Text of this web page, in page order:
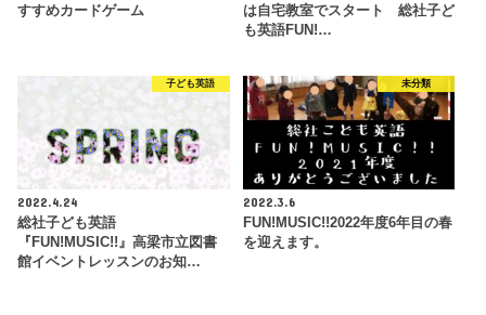
すすめカードゲーム
は自宅教室でスタート 総社子ど
も英語FUN!…
子ども英語
2022.4.24
総社子ども英語
『FUN!MUSIC!!』高梁市立図書
館イベントレッスンのお知…
未分類
2022.3.6
FUN!MUSIC!!2022年度6年目の春
を迎えます。